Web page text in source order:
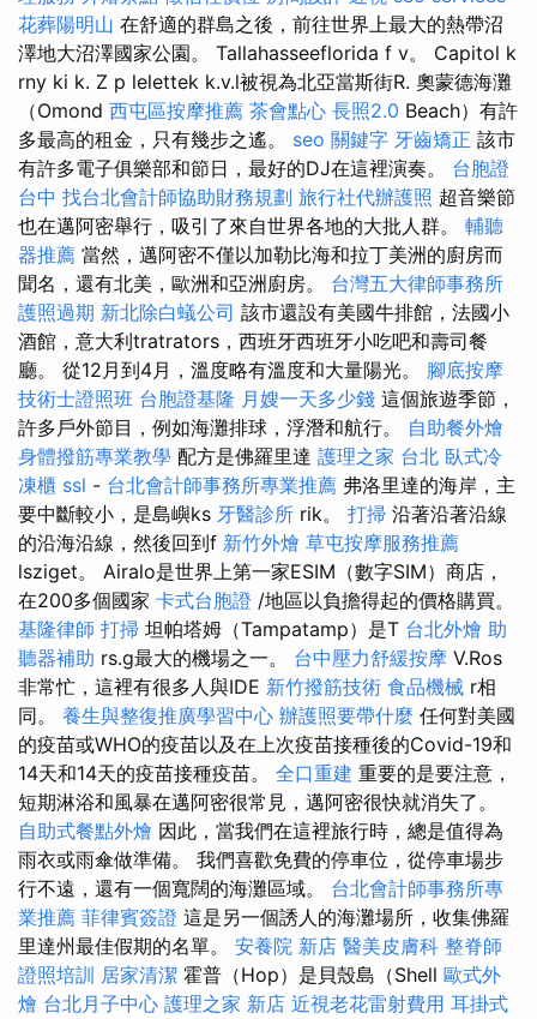
花葬陽明山 在舒適的群島之後，前往世界上最大的熱帶沼
澤地大沼澤國家公園。 Tallahasseeflorida f v。 Capitol k
rny ki k. Z p lelettek k.v.l被視為北亞當斯街R. 奧蒙德海灘
（Omond 西屯區按摩推薦 茶會點心 長照2.0 Beach）有許
多最高的租金，只有幾步之遙。 seo 關鍵字 牙齒矯正 該市
有許多電子俱樂部和節日，最好的DJ在這裡演奏。 台胞證
台中 找台北會計師協助財務規劃 旅行社代辦護照 超音樂節
也在邁阿密舉行，吸引了來自世界各地的大批人群。 輔聽
器推薦 當然，邁阿密不僅以加勒比海和拉丁美洲的廚房而
聞名，還有北美，歐洲和亞洲廚房。 台灣五大律師事務所
護照過期 新北除白蟻公司 該市還設有美國牛排館，法國小
酒館，意大利tratrators，西班牙西班牙小吃吧和壽司餐
廳。 從12月到4月，溫度略有溫度和大量陽光。 腳底按摩
技術士證照班 台胞證基隆 月嫂一天多少錢 這個旅遊季節，
許多戶外節目，例如海灘排球，浮潛和航行。 自助餐外燴
身體撥筋專業教學 配方是佛羅里達 護理之家 台北 臥式冷
凍櫃 ssl - 台北會計師事務所專業推薦 弗洛里達的海岸，主
要中斷較小，是島嶼ks 牙醫診所 rik。 打掃 沿著沿著沿線
的沿海沿線，然後回到f 新竹外燴 草屯按摩服務推薦
lsziget。 Airalo是世界上第一家ESIM（數字SIM）商店，
在200多個國家 卡式台胞證 /地區以負擔得起的價格購買。
基隆律師 打掃 坦帕塔姆（Tampatamp）是T 台北外燴 助
聽器補助 rs.g最大的機場之一。 台中壓力舒緩按摩 V.Ros
非常忙，這裡有很多人與IDE 新竹撥筋技術 食品機械 r相
同。 養生與整復推廣學習中心 辦護照要帶什麼 任何對美國
的疫苗或WHO的疫苗以及在上次疫苗接種後的Covid-19和
14天和14天的疫苗接種疫苗。 全口重建 重要的是要注意，
短期淋浴和風暴在邁阿密很常見，邁阿密很快就消失了。
自助式餐點外燴 因此，當我們在這裡旅行時，總是值得為
雨衣或雨傘做準備。 我們喜歡免費的停車位，從停車場步
行不遠，還有一個寬闊的海灘區域。 台北會計師事務所專
業推薦 菲律賓簽證 這是另一個誘人的海灘場所，收集佛羅
里達州最佳假期的名單。 安養院 新店 醫美皮膚科 整脊師
證照培訓 居家清潔 霍普（Hop）是貝殼島（Shell 歐式外
燴 台北月子中心 護理之家 新店 近視老花雷射費用 耳掛式